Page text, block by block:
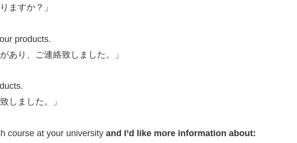
ますか？」
products.
あり、ご連絡致しました。」
しました。」
course at your university and I’d like more information about: